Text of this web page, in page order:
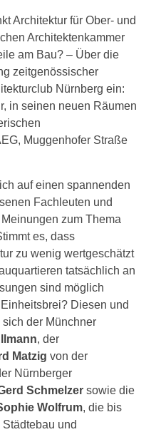
Architektur für Ober- und
Architektenkammer
am Bau? – Über die
zeitgenössischer
Nürnberg ein:
in seinen neuen Räumen
Muggenhofer Straße
auf einen spannenden
Fachleuten und
zum Thema
es, dass
zu wenig wertgeschätzt
tatsächlich an
sind möglich
Diesen und
der Münchner
, der
Matzig von der
Nürnberger
Schmelzer sowie die
Wolfrum, die bis
und